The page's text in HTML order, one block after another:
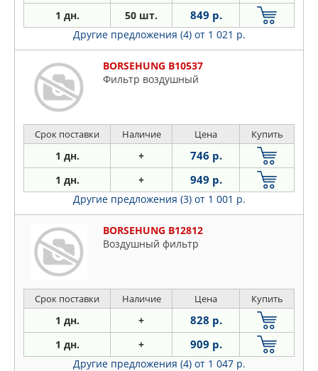
1 дн. 50 шт. 849 р.
Другие предложения (4) от 1 021 р.
BORSEHUNG B10537
Фильтр воздушный
Срок поставки Наличие Цена Купить
1 дн. + 746 р.
1 дн. + 949 р.
Другие предложения (3) от 1 001 р.
BORSEHUNG B12812
Воздушный фильтр
Срок поставки Наличие Цена Купить
1 дн. + 828 р.
1 дн. + 909 р.
Другие предложения (4) от 1 047 р.